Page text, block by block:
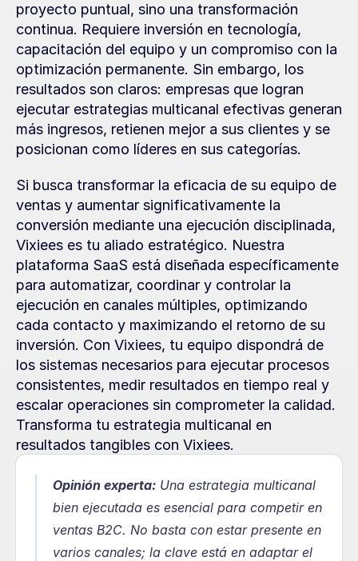
proyecto puntual, sino una transformación
continua. Requiere inversión en tecnología,
capacitación del equipo y un compromiso con la
optimización permanente. Sin embargo, los
resultados son claros: empresas que logran
ejecutar estrategias multicanal efectivas generan
más ingresos, retienen mejor a sus clientes y se
posicionan como líderes en sus categorías.
Si busca transformar la eficacia de su equipo de
ventas y aumentar significativamente la
conversión mediante una ejecución disciplinada,
Vixiees es tu aliado estratégico. Nuestra
plataforma SaaS está diseñada específicamente
para automatizar, coordinar y controlar la
ejecución en canales múltiples, optimizando
cada contacto y maximizando el retorno de su
inversión. Con Vixiees, tu equipo dispondrá de
los sistemas necesarios para ejecutar procesos
consistentes, medir resultados en tiempo real y
escalar operaciones sin comprometer la calidad.
Transforma tu estrategia multicanal en
resultados tangibles con Vixiees.
Opinión experta: Una estrategia multicanal
bien ejecutada es esencial para competir en
ventas B2C. No basta con estar presente en
varios canales; la clave está en adaptar el